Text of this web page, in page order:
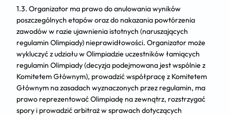
1.3. Organizator ma prawo do anulowania wyników
poszczególnych etapów oraz do nakazania powtórzenia
zawodów w razie ujawnienia istotnych (naruszających
regulamin Olimpiady) nieprawidłowości. Organizator może
wykluczyć z udziału w Olimpiadzie uczestników łamiących
regulamin Olimpiady (decyzja podejmowana jest wspólnie z
Komitetem Głównym), prowadzić współpracę z Komitetem
Głównym na zasadach wyznaczonych przez regulamin, ma
prawo reprezentować Olimpiadę na zewnątrz, rozstrzygać
spory i prowadzić arbitraż w sprawach dotyczących